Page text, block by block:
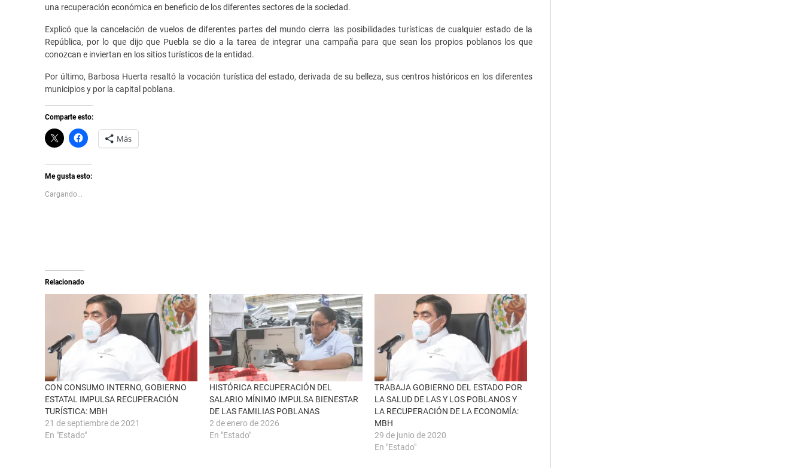
una recuperación económica en beneficio de los diferentes sectores de la sociedad.
Explicó que la cancelación de vuelos de diferentes partes del mundo cierra las posibilidades turísticas de cualquier estado de la
República, por lo que dijo que Puebla se dio a la tarea de integrar una campaña para que sean los propios poblanos los que
conozcan e inviertan en los sitios turísticos de la entidad.
Por último, Barbosa Huerta resaltó la vocación turística del estado, derivada de su belleza, sus centros históricos en los diferentes
municipios y por la capital poblana.
Comparte esto:
C
l
k
t
o
s
h
e
b
a
v
e
n
t
a
n
a
n
u
e
v
a
)
H
a
l
i
t
r
n
F
a
c
e
b
o
e
a
b
r
e
e
n
u
Más
Me gusta esto:
Cargando...
Relacionado
CON CONSUMO INTERNO, GOBIERNO
ESTATAL IMPULSA RECUPERACIÓN
TURÍSTICA: MBH
21 de septiembre de 2021
En "Estado"
HISTÓRICA RECUPERACIÓN DEL
SALARIO MÍNIMO IMPULSA BIENESTAR
DE LAS FAMILIAS POBLANAS
2 de enero de 2026
En "Estado"
TRABAJA GOBIERNO DEL ESTADO POR
LA SALUD DE LAS Y LOS POBLANOS Y
LA RECUPERACIÓN DE LA ECONOMÍA:
MBH
29 de junio de 2020
En "Estado"